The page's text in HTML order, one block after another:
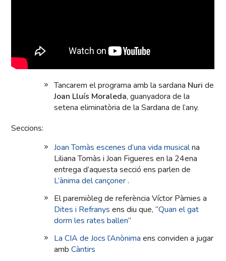
Tancarem el programa amb la sardana Nuri de
Joan Lluís Moraleda, guanyadora de la
setena eliminatòria de la Sardana de l’any.
Seccions:
Joan Tomàs escenes d’una vida musicalna
Liliana Tomàs i Joan Figueres en la 24ena
entrega d’aquesta secció ens parlen de
L’ànima del cançoner.
El paremiòleg de referència Víctor Pàmies a
Dites i Refranys ens diu que, “Quan el gat
dorm les rates ballen”
La CIA de Jocs l’Anònima ens conviden a jugar
ambCàntirs